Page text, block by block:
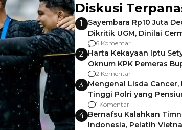
Diskusi
1
Sayembara Rp10 Juta
Dikritik UGM, Dinilai
Gagalnya Negara Jamin
6 Komentar
2 Harta Kekayaan Iptu
Oknum KPK Pemeras
Pemalang
2 Komentar
3 Mengenal Lisda Cancer,
Tinggi Polri yang
Usai Jadi Brigjen
1 Komentar
4 Bernafsu Kalahkan
Indonesia, Pelatih